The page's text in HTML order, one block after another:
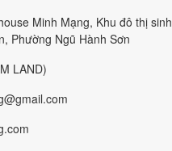
Minh Mạng, Khu đô thị sinh
Phường Ngũ Hành Sơn
LAND)